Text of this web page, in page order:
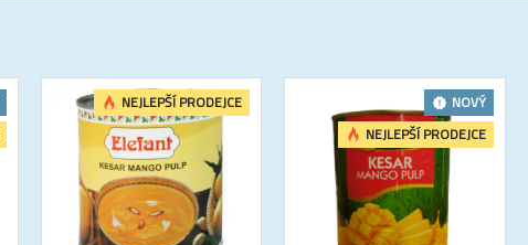
NEJLEPŠÍ PRODEJCE
NOVÝ
NEJLEPŠÍ PRODEJCE